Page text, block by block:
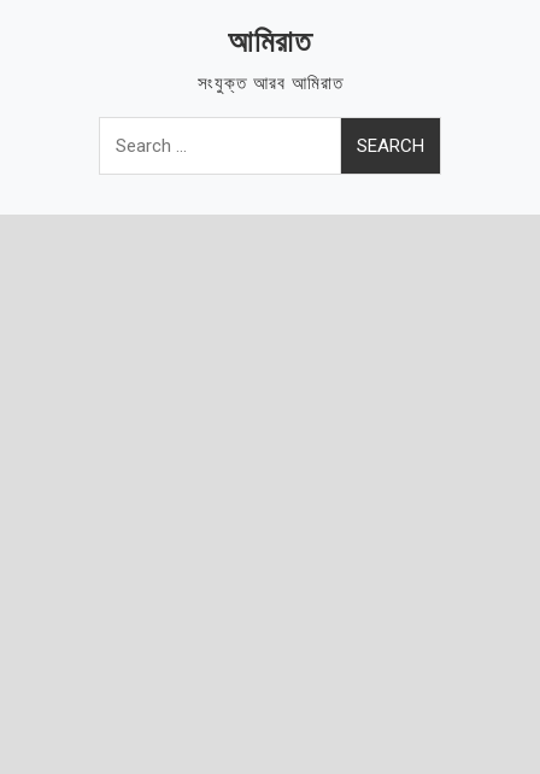
আমিরাত
সংযুক্ত আরব আমিরাত
Search
for: